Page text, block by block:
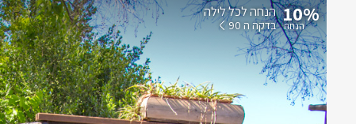
10% הנחה לכל לילה
בדקה ה 90